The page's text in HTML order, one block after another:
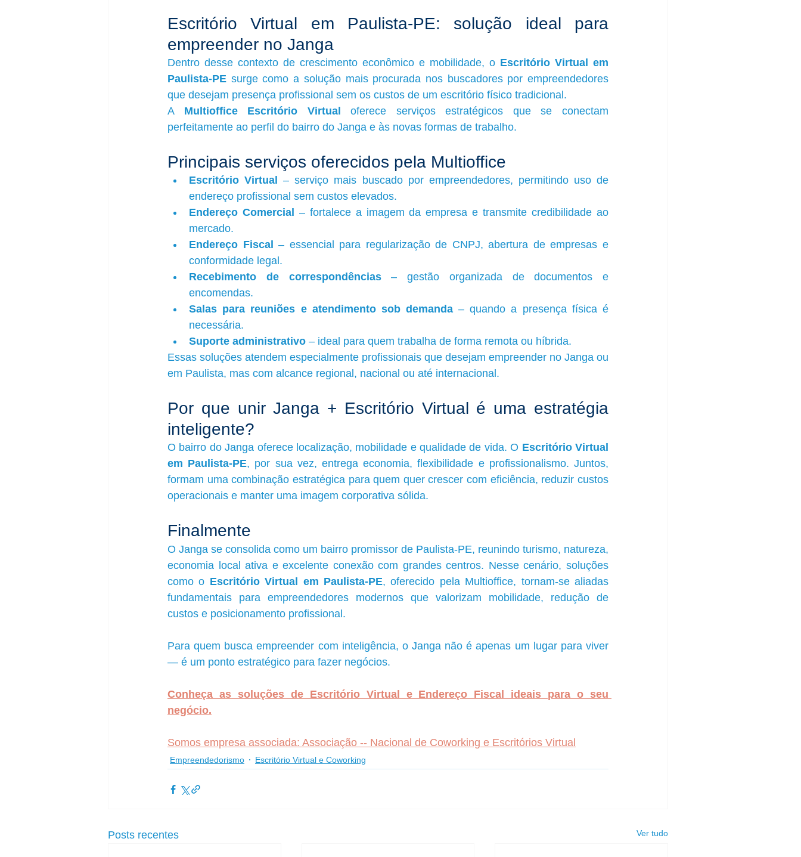
Escritório Virtual em Paulista-PE: solução ideal para
empreender no Janga
Dentro desse contexto de crescimento econômico e mobilidade, o Escritório Virtual em
Paulista-PE surge como a solução mais procurada nos buscadores por empreendedores
que desejam presença profissional sem os custos de um escritório físico tradicional.
A Multioffice Escritório Virtual
oferece serviços estratégicos que se conectam
perfeitamente ao perfil do bairro do Janga e às novas formas de trabalho.
Principais serviços oferecidos pela Multioffice
Escritório Virtual
– serviço mais buscado por empreendedores, permitindo uso de
endereço profissional sem custos elevados.
Endereço Comercial
– fortalece a imagem da empresa e transmite credibilidade ao
mercado.
Endereço Fiscal
– essencial para regularização de CNPJ, abertura de empresas e
conformidade legal.
Recebimento de correspondências – gestão organizada de documentos e
encomendas.
Salas para reuniões e atendimento sob demanda – quando a presença física é
necessária.
Suporte administrativo – ideal para quem trabalha de forma remota ou híbrida.
Essas soluções atendem especialmente profissionais que desejam empreender no Janga ou
em Paulista, mas com alcance regional, nacional ou até internacional.
Por que unir Janga + Escritório Virtual é uma estratégia
inteligente?
O bairro do Janga oferece localização, mobilidade e qualidade de vida. O Escritório Virtual
em Paulista-PE, por sua vez, entrega economia, flexibilidade e profissionalismo. Juntos,
formam uma combinação estratégica para quem quer crescer com eficiência, reduzir custos
operacionais e manter uma imagem corporativa sólida.
Finalmente
O Janga se consolida como um bairro promissor de Paulista-PE, reunindo turismo, natureza,
economia local ativa e excelente conexão com grandes centros. Nesse cenário, soluções
como o Escritório Virtual em Paulista-PE, oferecido pela Multioffice, tornam-se aliadas
fundamentais para empreendedores modernos que valorizam mobilidade, redução de
custos e posicionamento profissional.
Para quem busca empreender com inteligência, o Janga não é apenas um lugar para viver
— é um ponto estratégico para fazer negócios.
Conheça as soluções de Escritório Virtual e Endereço Fiscal ideais para o seu
negócio.
Somos empresa associada: Associação -- Nacional de Coworking e Escritórios Virtual
Empreendedorismo Escritório Virtual e Coworking
Posts recentes Ver tudo